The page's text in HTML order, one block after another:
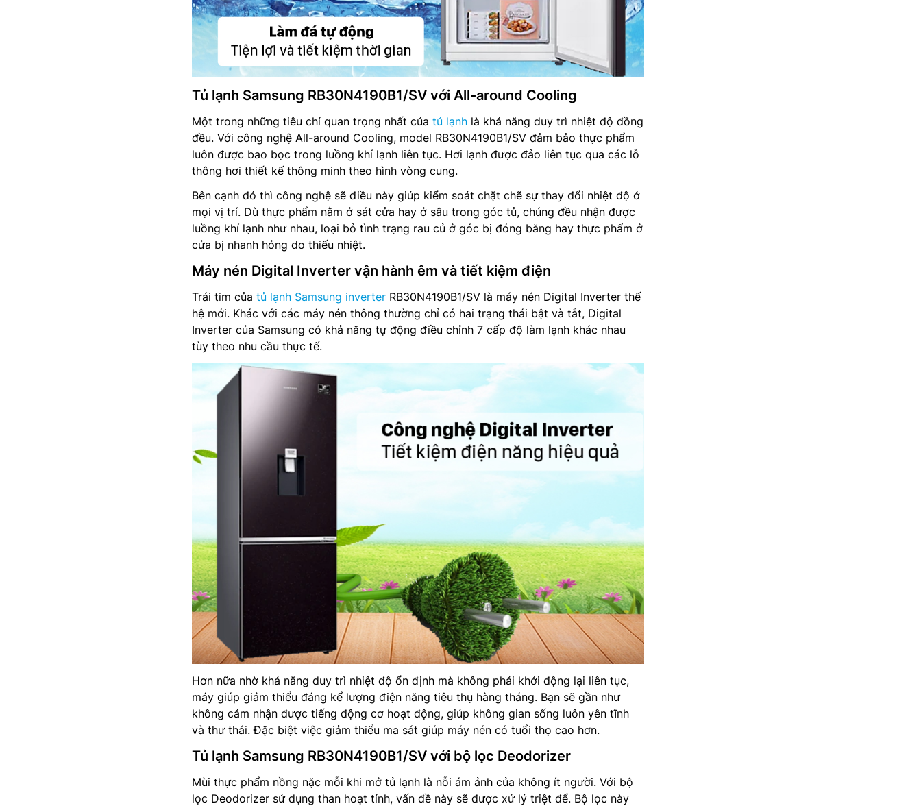
Tủ lạnh Samsung RB30N4190B1/SV với All-around Cooling
Một trong những tiêu chí quan trọng nhất của tủ lạnh là khả năng duy trì nhiệt độ đồng
đều. Với công nghệ All-around Cooling, model RB30N4190B1/SV đảm bảo thực phẩm
luôn được bao bọc trong luồng khí lạnh liên tục. Hơi lạnh được đảo liên tục qua các lỗ
thông hơi thiết kế thông minh theo hình vòng cung.
Bên cạnh đó thì công nghệ sẽ điều này giúp kiểm soát chặt chẽ sự thay đổi nhiệt độ ở
mọi vị trí. Dù thực phẩm nằm ở sát cửa hay ở sâu trong góc tủ, chúng đều nhận được
luồng khí lạnh như nhau, loại bỏ tình trạng rau củ ở góc bị đóng băng hay thực phẩm ở
cửa bị nhanh hỏng do thiếu nhiệt.
Máy nén Digital Inverter vận hành êm và tiết kiệm điện
Trái tim của tủ lạnh Samsung inverter RB30N4190B1/SV là máy nén Digital Inverter thế
hệ mới. Khác với các máy nén thông thường chỉ có hai trạng thái bật và tắt, Digital
Inverter của Samsung có khả năng tự động điều chỉnh 7 cấp độ làm lạnh khác nhau
tùy theo nhu cầu thực tế.
Hơn nữa nhờ khả năng duy trì nhiệt độ ổn định mà không phải khởi động lại liên tục,
máy giúp giảm thiểu đáng kể lượng điện năng tiêu thụ hàng tháng. Bạn sẽ gần như
không cảm nhận được tiếng động cơ hoạt động, giúp không gian sống luôn yên tĩnh
và thư thái. Đặc biệt việc giảm thiểu ma sát giúp máy nén có tuổi thọ cao hơn.
Tủ lạnh Samsung RB30N4190B1/SV với bộ lọc Deodorizer
Mùi thực phẩm nồng nặc mỗi khi mở tủ lạnh là nỗi ám ảnh của không ít người. Với bộ
lọc Deodorizer sử dụng than hoạt tính, vấn đề này sẽ được xử lý triệt để. Bộ lọc này